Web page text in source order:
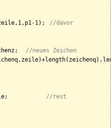
1);
//davor
//neues Zeichen
//rest